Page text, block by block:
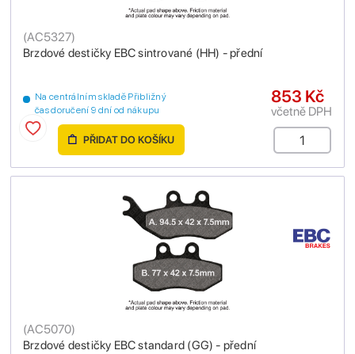
Brzdové destičky EBC sintrované (HH) - přední
(AC5327)
Na centrálním skladě Přibližný
čas doručení 9 dní od nákupu
853 Kč
včetně DPH
PŘIDAT DO KOŠÍKU
Brzdové destičky EBC standard (GG) - přední
(AC5070)